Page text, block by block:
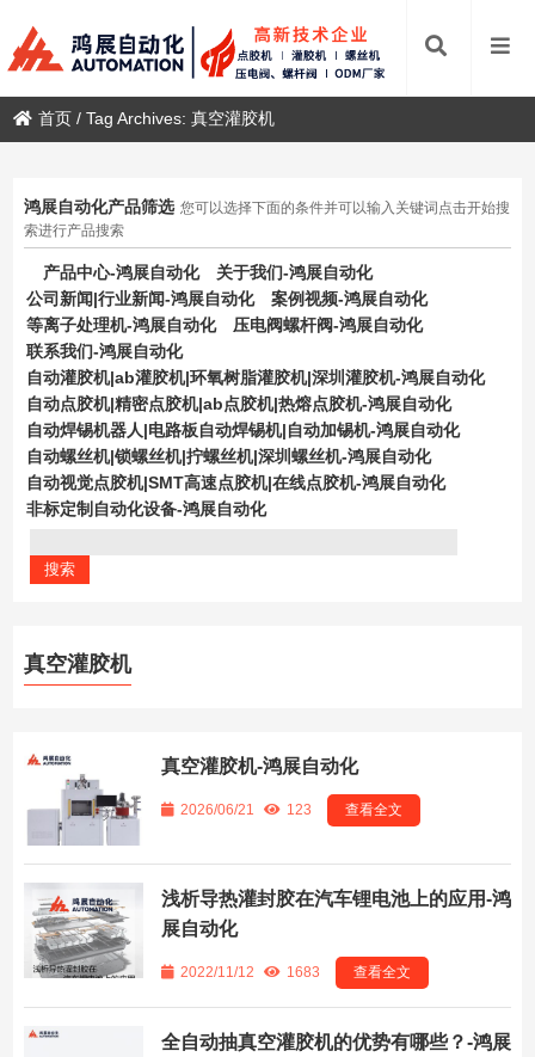
首页 /Tag Archives: 真空灌胶机
鸿展自动化产品筛选 您可以选择下面的条件并可以输入关键词点击开始搜
索进行产品搜索
产品中心-鸿展自动化
关于我们-鸿展自动化
公司新闻|行业新闻-鸿展自动化
案例视频-鸿展自动化
等离子处理机-鸿展自动化
压电阀螺杆阀-鸿展自动化
联系我们-鸿展自动化
自动灌胶机|ab灌胶机|环氧树脂灌胶机|深圳灌胶机-鸿展自动化
自动点胶机|精密点胶机|ab点胶机|热熔点胶机-鸿展自动化
自动焊锡机器人|电路板自动焊锡机|自动加锡机-鸿展自动化
自动螺丝机|锁螺丝机|拧螺丝机|深圳螺丝机-鸿展自动化
自动视觉点胶机|SMT高速点胶机|在线点胶机-鸿展自动化
非标定制自动化设备-鸿展自动化
真空灌胶机
真空灌胶机-鸿展自动化
2026/06/21 123 查看全文
浅析导热灌封胶在汽车锂电池上的应用-鸿
展自动化
2022/11/12 1683 查看全文
全自动抽真空灌胶机的优势有哪些？-鸿展